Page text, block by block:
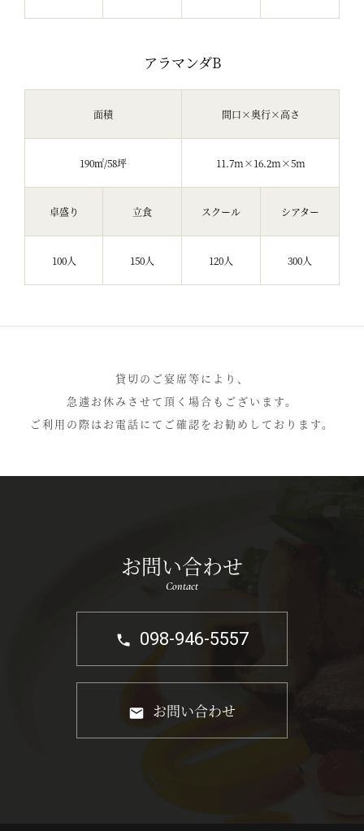
アラマンダB
面積 間口×奥行×高さ
190㎡/58坪 11.7m×16.2m×5m
卓盛り 立食 スクール シアター
100人 150人 120人 300人
貸切のご宴席等により、
急遽お休みさせて頂く場合もございます。
ご利用の際はお電話にてご確認をお勧めしております。
お問い合わせ
Contact
098-946-5557
お問い合わせ